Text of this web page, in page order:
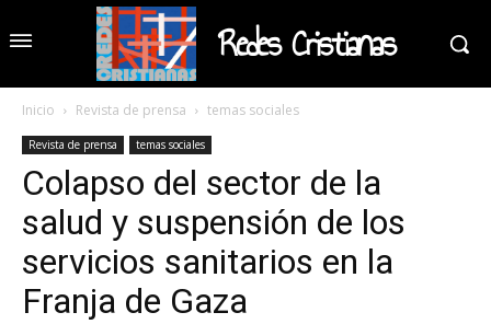
Redes Cristianas
Inicio Revista de prensa temas sociales
Revista de prensa temas sociales
Colapso del sector de la
salud y suspensión de los
servicios sanitarios en la
Franja de Gaza